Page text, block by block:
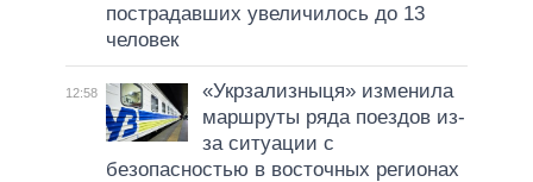
пострадавших увеличилось до 13
человек
12:58
«Укрзализныця» изменила
маршруты ряда поездов из-
за ситуации с
безопасностью в восточных регионах